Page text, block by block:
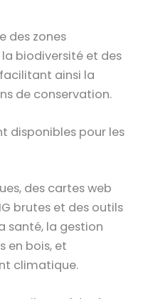
des zones
biodiversité et des
ainsi la
de conservation.
disponibles pour les
des cartes web
brutes et des outils
santé, la gestion
en bois, et
climatique.